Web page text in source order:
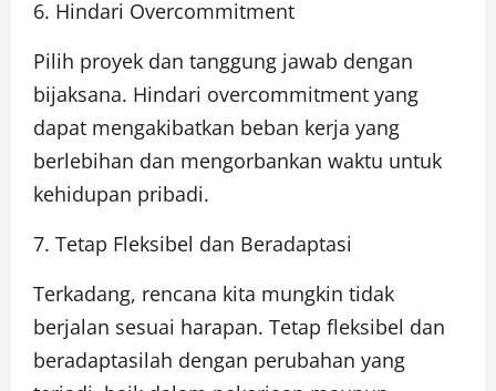
6. Hindari Overcommitment
Pilih proyek dan tanggung jawab dengan
bijaksana. Hindari overcommitment yang
dapat mengakibatkan beban kerja yang
berlebihan dan mengorbankan waktu untuk
kehidupan pribadi.
7. Tetap Fleksibel dan Beradaptasi
Terkadang, rencana kita mungkin tidak
berjalan sesuai harapan. Tetap fleksibel dan
beradaptasilah dengan perubahan yang